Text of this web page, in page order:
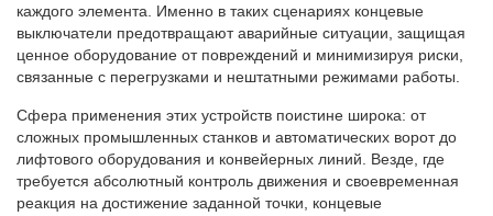
каждого элемента. Именно в таких сценариях концевые
выключатели предотвращают аварийные ситуации, защищая
ценное оборудование от повреждений и минимизируя риски,
связанные с перегрузками и нештатными режимами работы.
Сфера применения этих устройств поистине широка: от
сложных промышленных станков и автоматических ворот до
лифтового оборудования и конвейерных линий. Везде, где
требуется абсолютный контроль движения и своевременная
реакция на достижение заданной точки, концевые